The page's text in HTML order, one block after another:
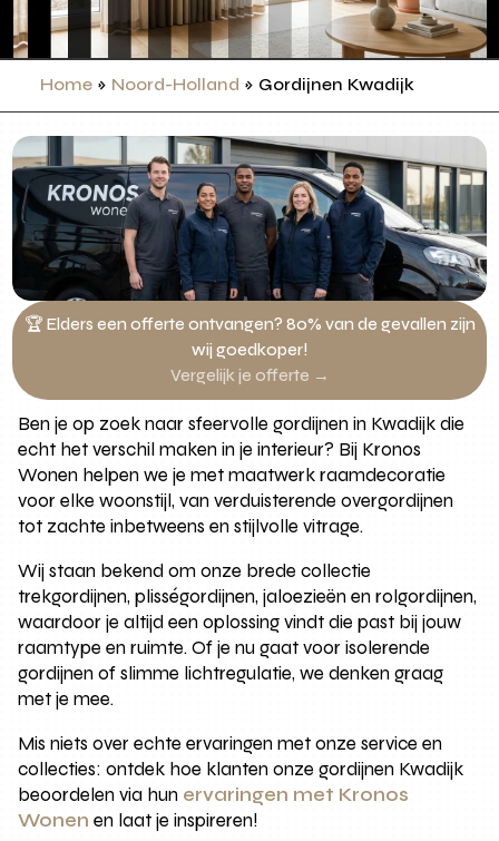
Home » Noord-Holland » Gordijnen Kwadijk
🏆 Elders een offerte ontvangen? 80% van de gevallen zijn
wij goedkoper!
Vergelijk je offerte →
Ben je op zoek naar sfeervolle gordijnen in Kwadijk die
echt het verschil maken in je interieur? Bij Kronos
Wonen helpen we je met maatwerk raamdecoratie
voor elke woonstijl, van verduisterende overgordijnen
tot zachte inbetweens en stijlvolle vitrage.
Wij staan bekend om onze brede collectie
trekgordijnen, plisségordijnen, jaloezieën en rolgordijnen,
waardoor je altijd een oplossing vindt die past bij jouw
raamtype en ruimte. Of je nu gaat voor isolerende
gordijnen of slimme lichtregulatie, we denken graag
met je mee.
Mis niets over echte ervaringen met onze service en
collecties: ontdek hoe klanten onze gordijnen Kwadijk
beoordelen via hun ervaringen met Kronos
Wonen en laat je inspireren!